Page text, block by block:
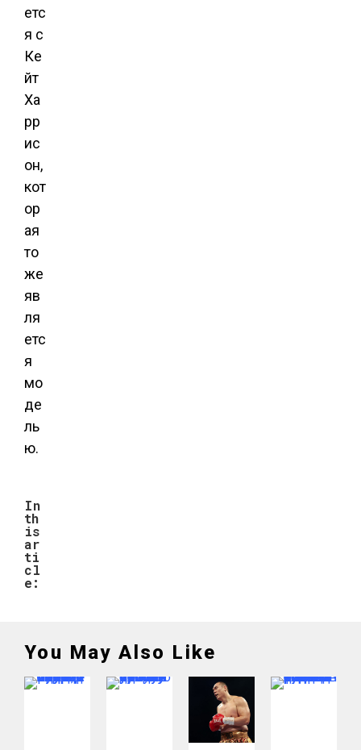
етс
я с
Ке
йт
Ха
рр
ис
он,
кот
ор
ая
то
же
яв
ля
етс
я
мо
де
ль
ю.
In
th
is
ar
ti
cl
e:
You May Also Like